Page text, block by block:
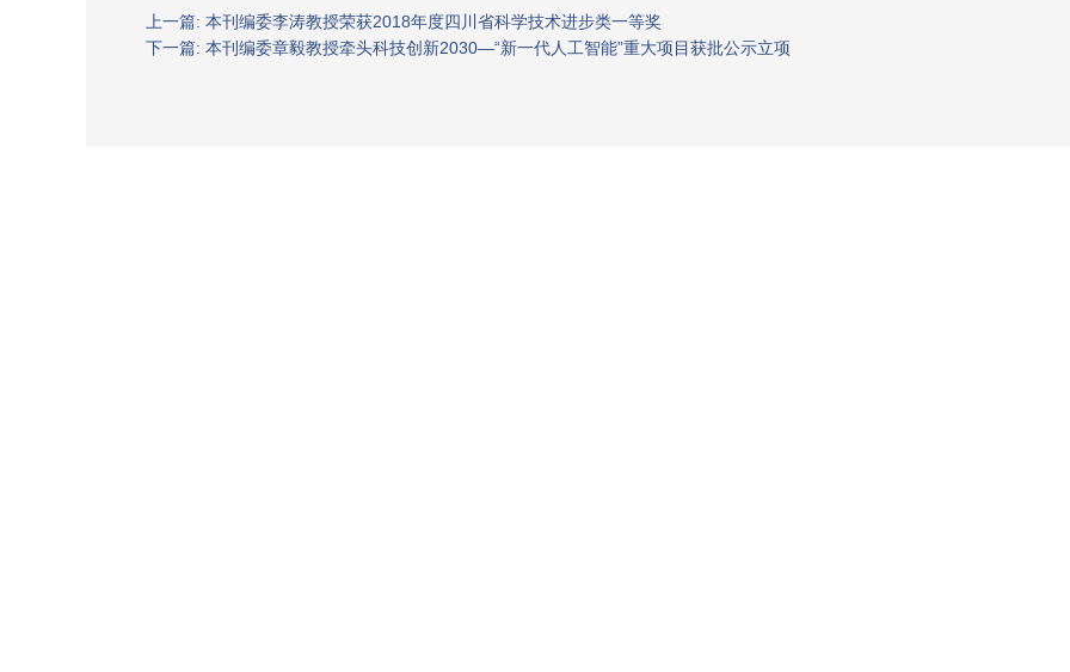
上一篇: 本刊编委李涛教授荣获2018年度四川省科学技术进步类一等奖
下一篇: 本刊编委章毅教授牵头科技创新2030—“新一代人工智能”重大项目获批公示立项